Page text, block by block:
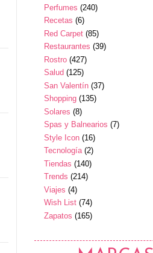
Perfumes (240)
Recetas (6)
Red Carpet (85)
Restaurantes (39)
Rostro (427)
Salud (125)
San Valentín (37)
Shopping (135)
Solares (8)
Spas y Balnearios (7)
Style Icon (16)
Tecnología (2)
Tiendas (140)
Trends (214)
Viajes (4)
Wish List (74)
Zapatos (165)